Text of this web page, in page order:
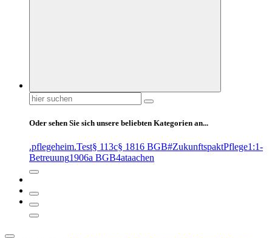
Suchen
nach:
Oder sehen Sie sich unsere beliebten Kategorien an...
.pflegeheim.Test§ 113c§ 1816 BGB#ZukunftspaktPflege1:1-
Betreuung1906a BGB4ataachen